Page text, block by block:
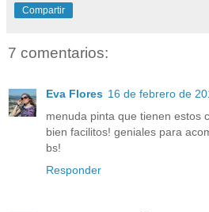
Compartir
7 comentarios:
Eva Flores 16 de febrero de
menuda pinta que tienen estos
bien facilitos! geniales para
bs!
Responder